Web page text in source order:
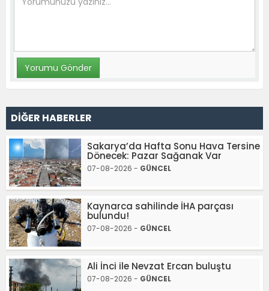
DİĞER HABERLER
Sakarya’da Hafta Sonu Hava Tersine
Dönecek: Pazar Sağanak Var
07-08-2026 - GÜNCEL
Kaynarca sahilinde İHA parçası
bulundu!
07-08-2026 - GÜNCEL
Ali İnci ile Nevzat Ercan buluştu
07-08-2026 - GÜNCEL